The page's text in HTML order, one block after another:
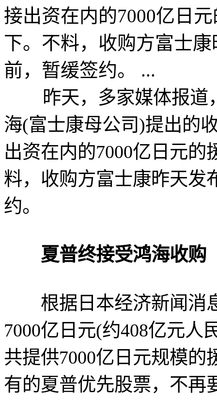
接出资在内的7000亿日
下。不料，收购方富士
前，暂缓签约。 ...
昨天，多家媒体报道
海(富士康母公司)提出的
出资在内的7000亿日元
料，收购方富士康昨天发
约。
夏普终接受鸿海收购
根据日本经济新闻消
7000亿日元(约408亿元人
共提供7000亿日元规模
有的夏普优先股票，不再